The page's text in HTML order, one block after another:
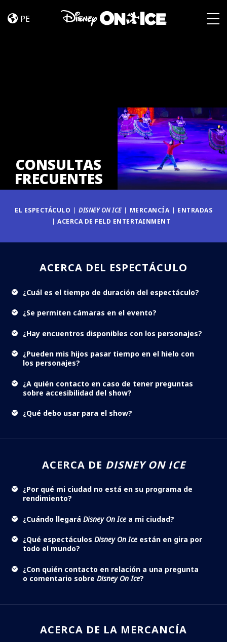
FRECUENTES
PE
CONSULTAS
FRECUENTES
EL ESPECTÁCULO DISNEY ON ICE MERCANCÍA
ENTRADAS
ACERCA DE FELD ENTERTAINMENT
ACERCA DEL ESPECTÁCULO
¿Cuál es el tiempo de duración del espectáculo?
¿Se permiten cámaras en el evento?
¿Hay encuentros disponibles con los personajes?
¿Pueden mis hijos pasar tiempo en el hielo con
los personajes?
¿A quién contacto en caso de tener preguntas
sobre accesibilidad del show?
¿Qué debo usar para el show?
ACERCA DE DISNEY ON ICE
¿Por qué mi ciudad no está en su programa de
rendimiento?
¿Cuándo llegará Disney On Ice a mi ciudad?
¿Qué espectáculos Disney On Ice están en gira por
todo el mundo?
¿Con quién contacto en relación a una pregunta
o comentario sobre Disney On Ice?
ACERCA DE LA MERCANCÍA